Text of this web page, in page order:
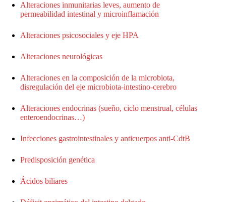
Alteraciones inmunitarias leves, aumento de
permeabilidad intestinal y microinflamación
Alteraciones psicosociales y eje HPA
Alteraciones neurológicas
Alteraciones en la composición de la microbiota,
disregulación del eje microbiota-intestino-cerebro
Alteraciones endocrinas (sueño, ciclo menstrual, células
enteroendocrinas…)
Infecciones gastrointestinales y anticuerpos anti-CdtB
Predisposición genética
Ácidos biliares